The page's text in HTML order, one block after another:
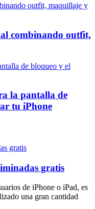
combinando outfit,
la pantalla de
tu iPhone
gratis
de iPhone o iPad, es
una gran cantidad